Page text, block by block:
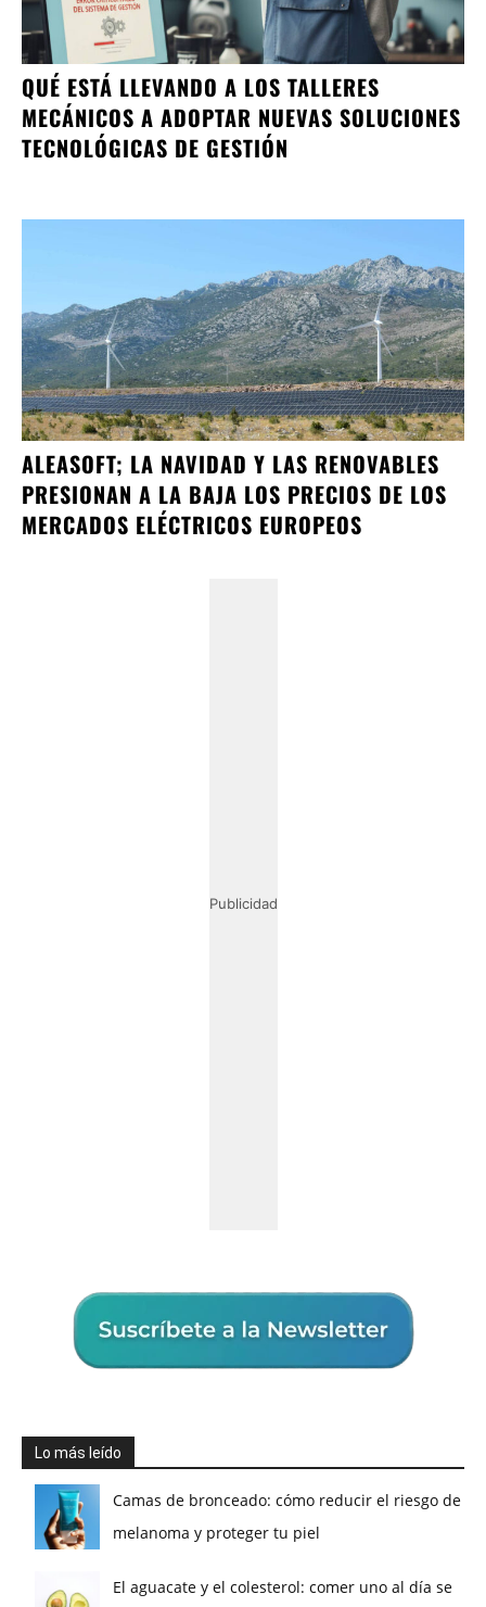
QUÉ ESTÁ LLEVANDO A LOS TALLERES
MECÁNICOS A ADOPTAR NUEVAS SOLUCIONES
TECNOLÓGICAS DE GESTIÓN
ALEASOFT; LA NAVIDAD Y LAS RENOVABLES
PRESIONAN A LA BAJA LOS PRECIOS DE LOS
MERCADOS ELÉCTRICOS EUROPEOS
Publicidad
Lo más leído
Camas de bronceado: cómo reducir el riesgo de
melanoma y proteger tu piel
El aguacate y el colesterol: comer uno al día se